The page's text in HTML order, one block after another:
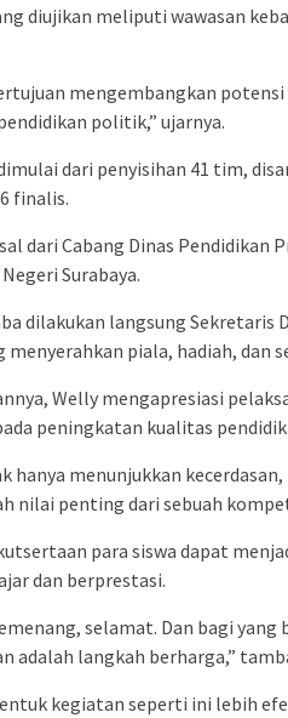
diujikan meliputi wawasan
mengembangkan
politik,” ujarnya.
dari penyisihan 41 tim,
finalis.
dari Cabang Dinas Pendidikan
Surabaya.
dilakukan langsung Sekretaris
piala, hadiah, dan
Welly mengapresiasi
peningkatan kualitas
hanya menunjukkan
nilai penting dari sebuah
para siswa dapat
dan berprestasi.
selamat. Dan bagi
adalah langkah berharga,”
kegiatan seperti ini lebih